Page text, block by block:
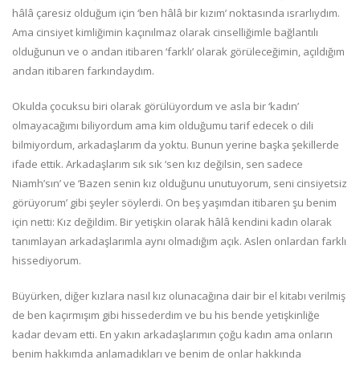
hâlâ çaresiz olduğum için ‘ben hâlâ bir kızım’ noktasında ısrarlıydım.
Ama cinsiyet kimliğimin kaçınılmaz olarak cinselliğimle bağlantılı
olduğunun ve o andan itibaren ‘farklı’ olarak görüleceğimin, açıldığım
andan itibaren farkındaydım.
Okulda çocuksu biri olarak görülüyordum ve asla bir ‘kadın’
olmayacağımı biliyordum ama kim olduğumu tarif edecek o dili
bilmiyordum, arkadaşlarım da yoktu. Bunun yerine başka şekillerde
ifade ettik. Arkadaşlarım sık sık ‘sen kız değilsin, sen sadece
Niamh’sın’ ve ‘Bazen senin kız olduğunu unutuyorum, seni cinsiyetsiz
görüyorum’ gibi şeyler söylerdi. On beş yaşımdan itibaren şu benim
için netti: Kız değildim. Bir yetişkin olarak hâlâ kendini kadın olarak
tanımlayan arkadaşlarımla aynı olmadığım açık. Aslen onlardan farklı
hissediyorum.
Büyürken, diğer kızlara nasıl kız olunacağına dair bir el kitabı verilmiş
de ben kaçırmışım gibi hissederdim ve bu his bende yetişkinliğe
kadar devam etti. En yakın arkadaşlarımın çoğu kadın ama onların
benim hakkımda anlamadıkları ve benim de onlar hakkında